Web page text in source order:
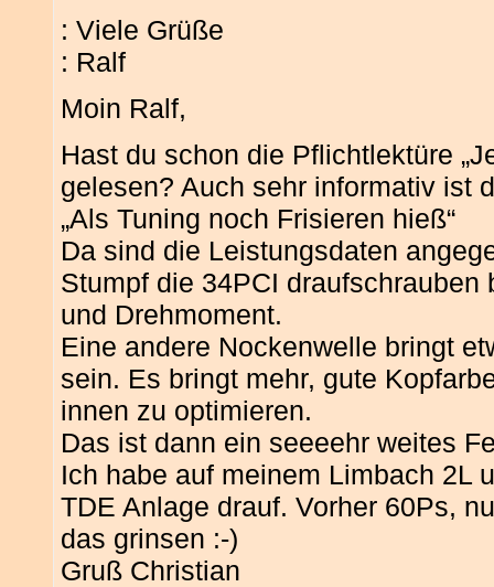
: Viele Grüße
: Ralf
Moin Ralf,
Hast du schon die Pflichtlektüre
gelesen? Auch sehr informativ ist
„Als Tuning noch Frisieren hieß“
Da sind die Leistungsdaten
Stumpf die 34PCI
und Drehmoment.
Eine andere Nockenwelle bringt
sein. Es bringt mehr, gute
innen zu optimieren.
Das ist dann ein seeeehr weites
Ich habe auf meinem Limbach 2L
TDE Anlage drauf. Vorher 60Ps,
das grinsen :-)
Gruß Christian